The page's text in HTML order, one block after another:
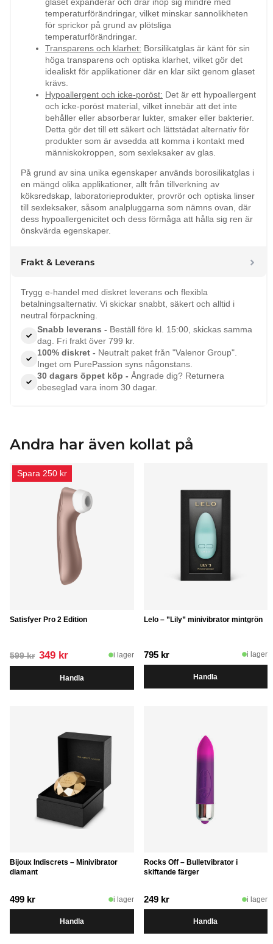
temperaturförändringar, vilket minskar sannolikheten
för sprickor på grund av plötsliga
temperaturförändringar.
Transparens och klarhet: Borsilikatglas är känt för sin
höga transparens och optiska klarhet, vilket gör det
idealiskt för applikationer där en klar sikt genom glaset
krävs.
Hypoallergent och icke-poröst: Det är ett hypoallergent
och icke-poröst material, vilket innebär att det inte
behåller eller absorberar lukter, smaker eller bakterier.
Detta gör det till ett säkert och lättstädat alternativ för
produkter som är avsedda att komma i kontakt med
människokroppen, som sexleksaker av glas.
På grund av sina unika egenskaper används borosilikatglas i
en mängd olika applikationer, allt från tillverkning av
köksredskap, laboratorieprodukter, provrör och optiska linser
till sexleksaker, såsom analpluggarna som nämns ovan, där
dess hypoallergenicitet och dess förmåga att hålla sig ren är
önskvärda egenskaper.
Frakt & Leverans
Trygg e-handel med diskret leverans och flexibla
betalningsalternativ. Vi skickar snabbt, säkert och alltid i
neutral förpackning.
Snabb leverans - Beställ före kl. 15:00, skickas samma
dag. Fri frakt över 799 kr.
100% diskret - Neutralt paket från "Valenor Group".
Inget om PurePassion syns någonstans.
30 dagars öppet köp - Ångrade dig? Returnera
obeseglad vara inom 30 dagar.
Andra har även kollat på
Satisfyer Pro 2 Edition
599kr Det
ursprungliga
priset
var:
349 krDet
nuvarande
priset
är:
i lager
Handla
Spara 250 kr
Lelo – ”Lily” minivibrator mintgrön
795 kr i lager
Handla
Bijoux Indiscrets – Minivibrator
diamant
499 kr i lager
Handla
Rocks Off – Bulletvibrator i
skiftande färger
249 kr i lager
Handla